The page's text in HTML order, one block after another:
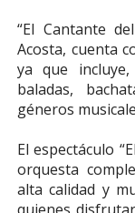
“El Cantante
Acosta, cuenta
ya que
baladas,
géneros
El espectáculo
orquesta
alta calidad y